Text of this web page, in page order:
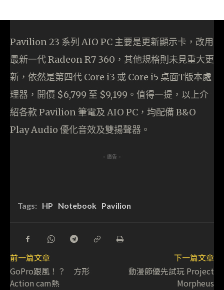
Pavilion 23 系列 AIO PC 主要是更新顯示卡，改用
最新一代 Radeon R7 360，其他規格則未見重大更
新，依然是第四代 Core i3 或 Core i5 桌面T版本處
理器，開價 $6,799 至 $9,199。值得一提，以上介
紹各款 Pavilion 筆電及 AIO PC，均配備 B&O
Play Audio 優化音效及雙揚聲器。
- 廣告 -
Tags: HP Notebook Pavilion
前一篇文章
GoPro跟風！？ 方形
Action cam熱
下一篇文章
動漫節優先試玩 Project
Morpheus